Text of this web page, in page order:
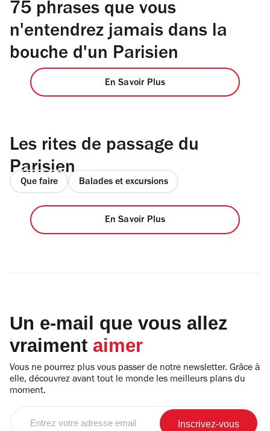
75 phrases que vous
n'entendrez jamais dans la
bouche d'un Parisien
En Savoir Plus
Les rites de passage du
Parisien
Que faire Balades et excursions
En Savoir Plus
Un e-mail que vous allez
vraiment aimer
Vous ne pourrez plus vous passer de notre newsletter. Grâce à
elle, découvrez avant tout le monde les meilleurs plans du
moment.